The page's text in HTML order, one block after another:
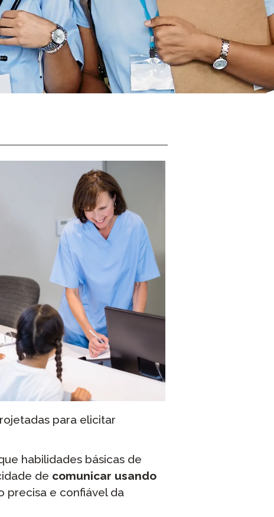
Integração do ClassLink
Integração Inteligente
STAMP Agrupamento de
Equipes
para elicitar
habilidades básicas de
de comunicar usando
precisa e confiável da